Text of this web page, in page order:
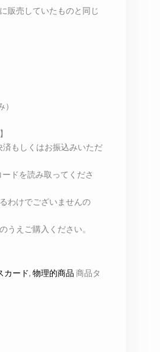
販売していたものと同じ
もしくはお振込みいただ
ドを読み取ってくださ
わけでございませんの
うえご購入ください。
カード, 物理的商品 商品タ